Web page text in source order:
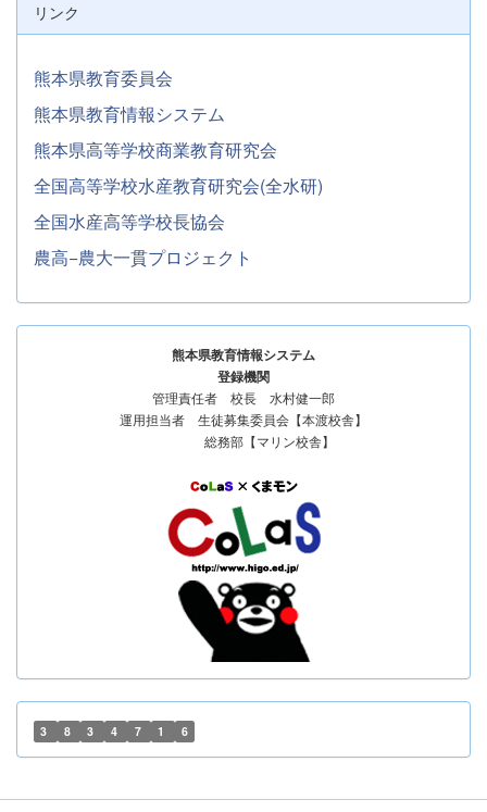
リンク
熊本県教育委員会
熊本県教育情報システム
熊本県高等学校商業教育研究会
全国高等学校水産教育研究会(全水研)
全国水産高等学校長協会
農高−農大一貫プロジェクト
熊本県教育情報システム
登録機関
管理責任者 校長 水村健一郎
運用担当者 生徒募集委員会【本渡校舎】
総務部【マリン校舎】
3 8 3 4 7 1 6